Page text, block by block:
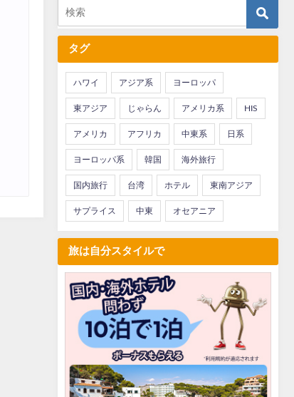
タグ
ハワイ アジア系 ヨーロッパ
東アジア じゃらん アメリカ系 HIS
アメリカ アフリカ 中東系 日系
ヨーロッパ系 韓国 海外旅行
国内旅行 台湾 ホテル 東南アジア
サプライス 中東 オセアニア
旅は自分スタイルで